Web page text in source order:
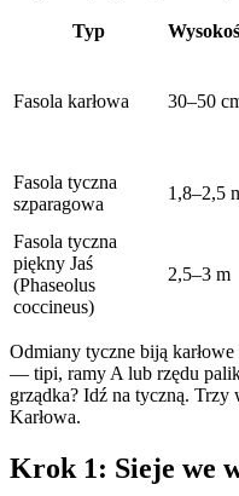
Typ
Fasola karłowa 30–50
Fasola tyczna
szparagowa
1,8–2,5
Fasola tyczna
piękny Jaś
(Phaseolus
coccineus)
2,5–3 m
Odmiany tyczne biją
— tipi, ramy A lub rzędu
grządka? Idź na tyczną. Trzy
Karłowa.
Krok 1: Sieje we